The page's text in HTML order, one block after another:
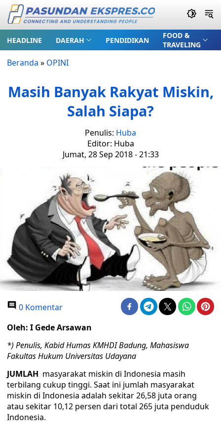
HEADLINE DAERAH PENDIDIKAN
FOOD &
TRAVELING
Beranda » OPINI
Masih Banyak Rakyat Miskin,
Salah Siapa?
Penulis: Huba
Editor: Huba
Jumat, 28 Sep 2018 - 21:33
0 Komentar
Oleh: I Gede Arsawan
*) Penulis, Kabid Humas KMHDI Badung, Mahasiswa
Fakultas Hukum Universitas Udayana
JUMLAH masyarakat miskin di Indonesia masih
terbilang cukup tinggi. Saat ini jumlah masyarakat
miskin di Indonesia adalah sekitar 26,58 juta orang
atau sekitar 10,12 persen dari total 265 juta penduduk
Indonesia.